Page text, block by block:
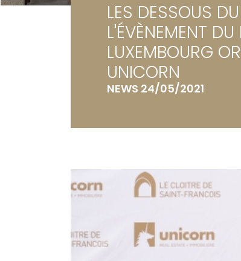
LES DESSOUS
L'ÉVÈNEMENT
LUXEMBOURG
UNICORN
NEWS 24/05/2021